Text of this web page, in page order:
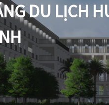
DU LỊCH